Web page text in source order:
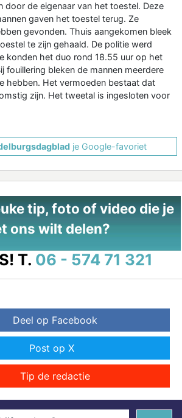
door de eigenaar van het toestel. Deze
gaven het toestel terug. Ze
gevonden. Thuis aangekomen bleek
te zijn gehaald. De politie werd
konden het duo rond 18.55 uur op het
fouillering bleken de mannen meerdere
hebben. Het vermoeden bestaat dat
zijn. Het tweetal is ingesloten voor
je Google-favoriet
tip, foto of video die je
ons wilt delen?
T. 06 - 574 71 321
Deel op Facebook
Post op X
Tip de redactie